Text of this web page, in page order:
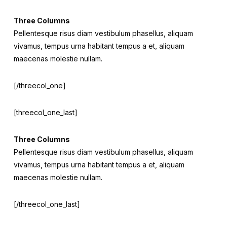
Three Columns
Pellentesque risus diam vestibulum phasellus, aliquam
vivamus, tempus urna habitant tempus a et, aliquam
maecenas molestie nullam.
[/threecol_one]
[threecol_one_last]
Three Columns
Pellentesque risus diam vestibulum phasellus, aliquam
vivamus, tempus urna habitant tempus a et, aliquam
maecenas molestie nullam.
[/threecol_one_last]